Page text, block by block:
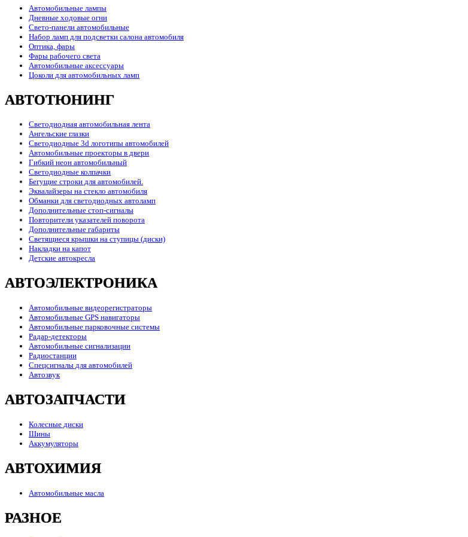
Автомобильные лампы
Дневные ходовые огни
Свето-панели автомобильные
Набор ламп для подсветки салона автомобиля
Оптика, фары
Фары рабочего света
Автомобильные аксессуары
Цоколи для автомобильных ламп
АВТОТЮНИНГ
Светодиодная автомобильная лента
Ангельские глазки
Светодиодные 3d логотипы автомобилей
Автомобильные проекторы в двери
Гибкий неон автомобильный
Светодиодные колпачки
Бегущие строки для автомобилей.
Эквалайзеры на стекло автомобиля
Обманки для светодиодных автоламп
Дополнительные стоп-сигналы
Повторители указателей поворота
Дополнительные габариты
Светящиеся крышки на ступицы (диски)
Накладки на капот
Детские автокресла
АВТОЭЛЕКТРОНИКА
Автомобильные видеорегистраторы
Автомобильные GPS навигаторы
Автомобильные парковочные системы
Радар-детекторы
Автомобильные сигнализации
Радиостанции
Спецсигналы для автомобилей
Автозвук
АВТОЗАПЧАСТИ
Колесные диски
Шины
Аккумуляторы
АВТОХИМИЯ
Автомобильные масла
РАЗНОЕ